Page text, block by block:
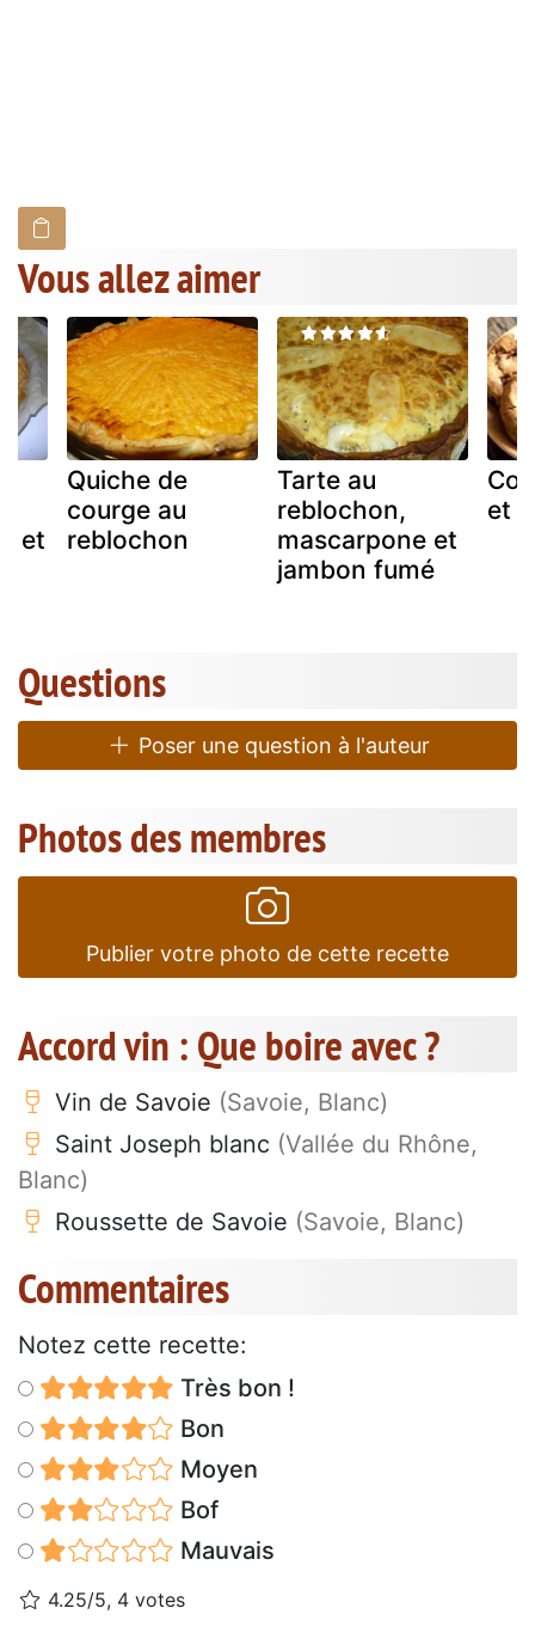
Vous allez aimer
et
Quiche de
courge au
reblochon
Tarte au
reblochon,
mascarpone et
jambon fumé
et
Questions
Poser une question à l'auteur
Photos des membres
Publier votre photo de cette recette
Accord vin : Que boire avec ?
Vin de Savoie (Savoie, Blanc)
Saint Joseph blanc (Vallée du Rhône,
Blanc)
Roussette de Savoie (Savoie, Blanc)
Commentaires
Notez cette recette:
Très bon !
Bon
Moyen
Bof
Mauvais
4.25/5, 4 votes